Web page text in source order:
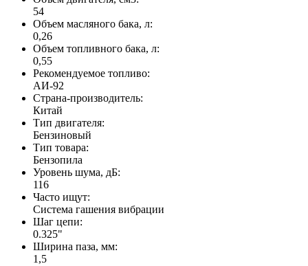
54
Объем масляного бака, л:
0,26
Объем топливного бака, л:
0,55
Рекомендуемое топливо:
АИ-92
Страна-производитель:
Китай
Тип двигателя:
Бензиновый
Тип товара:
Бензопила
Уровень шума, дБ:
116
Часто ищут:
Система гашения вибрации
Шаг цепи:
0.325"
Ширина паза, мм:
1,5